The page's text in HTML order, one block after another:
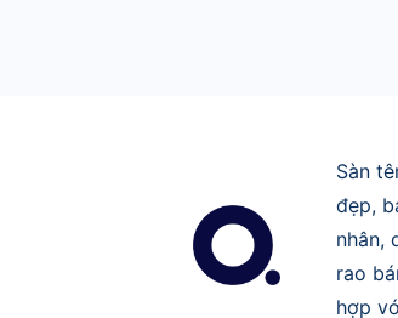
Sàn
đẹp,
nhân,
rao
hợp